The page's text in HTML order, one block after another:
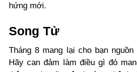
hứng mới.
Song Tử
Tháng 8 mang lại cho bạn
Hãy can đảm làm điều gì đó